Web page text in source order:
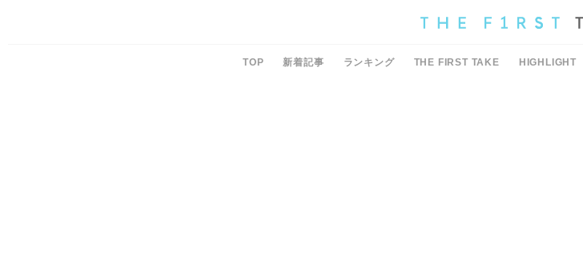
TOP 新着記事 ランキング THE FIRST TAKE HIGHLIGHT